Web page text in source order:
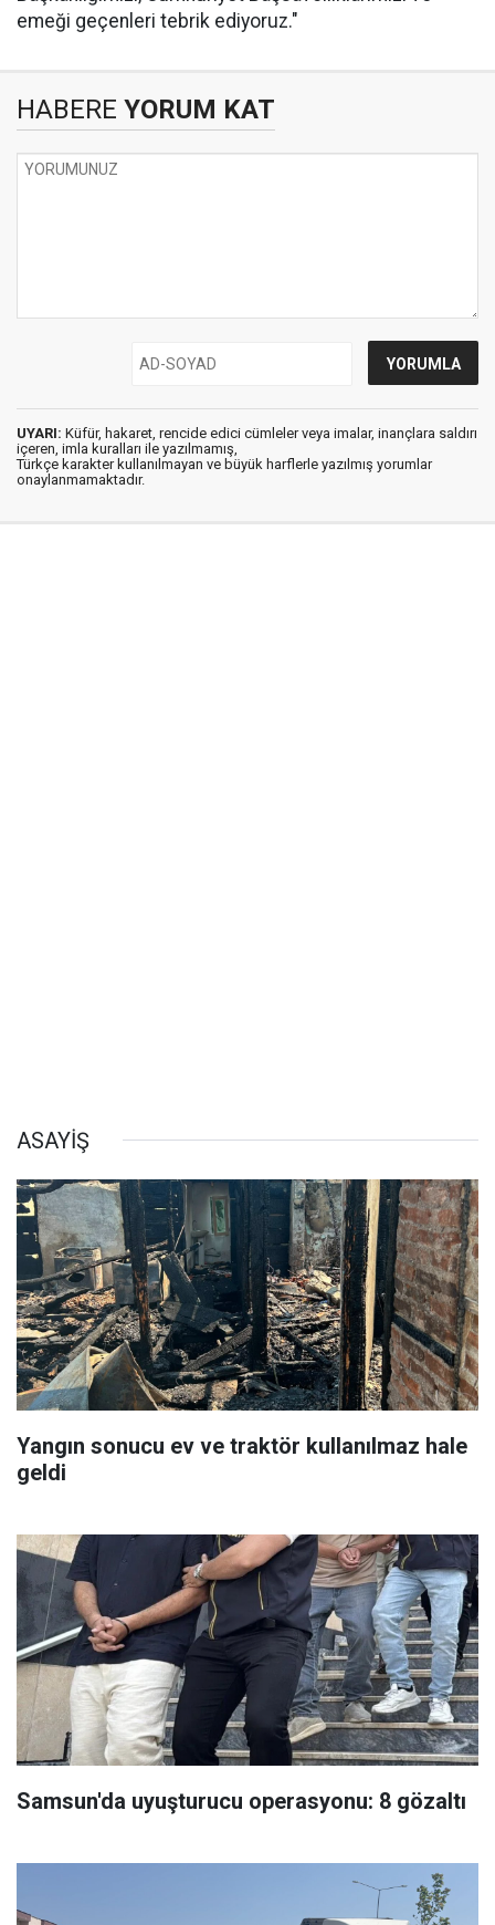
emeği geçenleri tebrik ediyoruz."
HABERE YORUM KAT
UYARI: Küfür, hakaret, rencide edici cümleler veya imalar, inançlara saldırı
içeren, imla kuralları ile yazılmamış,
Türkçe karakter kullanılmayan ve büyük harflerle yazılmış yorumlar
onaylanmamaktadır.
ASAYİŞ
Yangın sonucu ev ve traktör kullanılmaz hale
geldi
Samsun'da uyuşturucu operasyonu: 8 gözaltı